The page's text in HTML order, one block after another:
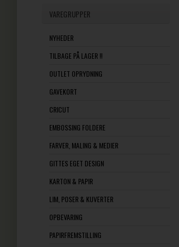
VAREGRUPPER
NYHEDER
TILBAGE PÅ LAGER !!
OUTLET OPRYDNING
GAVEKORT
CRICUT
EMBOSSING FOLDERE
FARVER, MALING & MEDIER
GITTES EGET DESIGN
KARTON & PAPIR
LIM, POSER & KUVERTER
OPBEVARING
PAPIRFREMSTILLING